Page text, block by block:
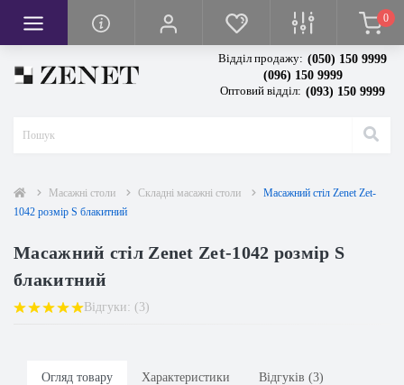
висоти
0
Відділ продажу: (050) 150 9999
(096) 150 9999
Оптовий відділ: (093) 150 9999
Масажні столи Складні масажні столи
Масажний стіл Zenet Zet-
1042 розмір S блакитний
Масажний стіл Zenet Zet-1042 розмір S
блакитний
Відгуки: (3)
Огляд товару Характеристики Відгуків (3)